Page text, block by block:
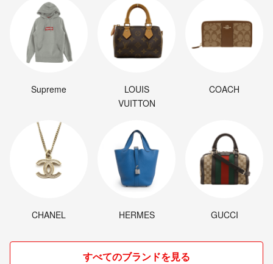
Supreme
LOUIS
VUITTON
COACH
CHANEL HERMES GUCCI
すべてのブランドを見る